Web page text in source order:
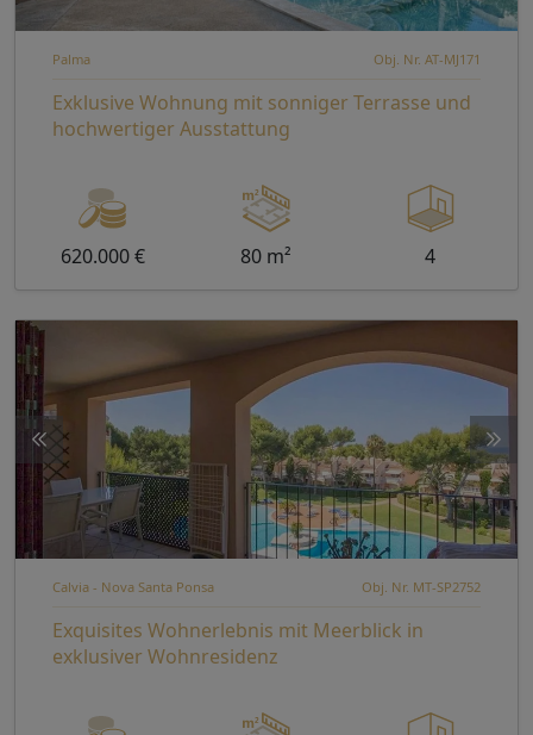
Palma Obj. Nr. AT-MJ171
Exklusive Wohnung mit sonniger Terrasse und
hochwertiger Ausstattung
620.000 € 80 m² 4
Calvia - Nova Santa Ponsa Obj. Nr. MT-SP2752
Exquisites Wohnerlebnis mit Meerblick in
exklusiver Wohnresidenz